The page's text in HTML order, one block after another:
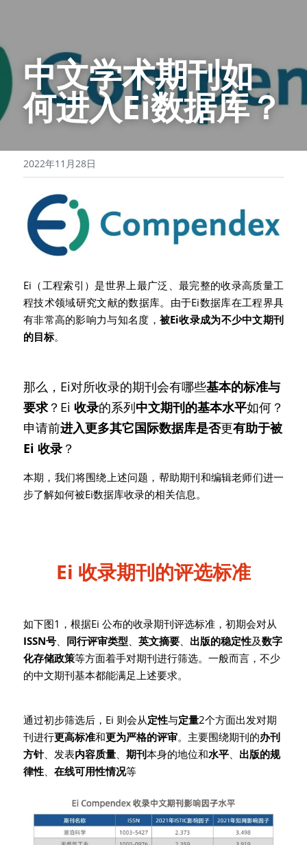
中文学术期刊如
何进入Ei数据库？
2022年11月28日
Ei（工程索引）是世界上最广泛、最完整的收录高质量工
程技术领域研究文献的数据库。由于Ei数据库在工程界具
有非常高的影响力与知名度， 被Ei收录成为不少中文期刊
的目标。
那么，Ei对所收录的期刊会有哪些基本的标准与
要求？Ei 收录的系列中文期刊的基本水平如何？
申请前进入更多其它国际数据库是否更有助于被
Ei 收录 ？
本期，我们将围绕上述问题，帮助期刊和编辑老师们进一
步了解如何被Ei数据库收录的相关信息。
Ei 收录期刊的评选标准
如下图1，根据Ei 公布的收录期刊评选标准，初期会对从
ISSN号、 同行评审类型、 英文摘要、 出版的稳定性及数字
化存储政策等方面着手对期刊进行筛选。一般而言，不少
的中文期刊基本都能满足上述要求。
通过初步筛选后，Ei 则会从定性与定量2个方面出发对期
刊进行更高标准和更为严格的评审。主要围绕期刊的办刊
方针、发表内容质量、 期刊本身的地位和水平、 出版的规
律性、 在线可用性情况等